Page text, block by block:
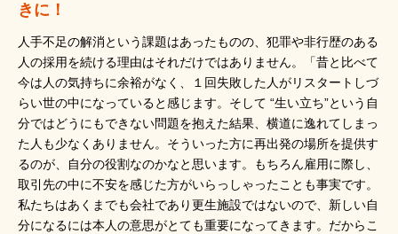
きに！
人手不足の解消という課題はあったものの、犯罪や非行歴のある
人の採用を続ける理由はそれだけではありません。「昔と比べて
今は人の気持ちに余裕がなく、１回失敗した人がリスタートしづ
らい世の中になっていると感じます。そして “生い立ち”という自
分ではどうにもできない問題を抱えた結果、横道に逸れてしまっ
た人も少なくありません。そういった方に再出発の場所を提供す
るのが、自分の役割なのかなと思います。もちろん雇用に際し、
取引先の中に不安を感じた方がいらっしゃったことも事実です。
私たちはあくまでも会社であり更生施設ではないので、新しい自
分になるには本人の意思がとても重要になってきます。だからこ